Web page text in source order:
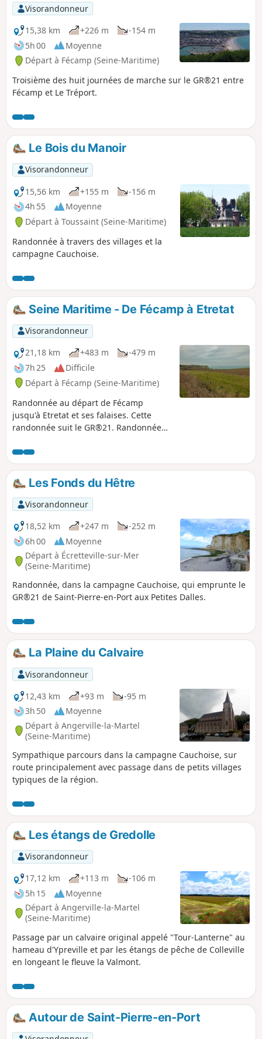
Visorandonneur
15,38 km
+226 m
-154 m
5h 00
Moyenne
Départ à Fécamp (Seine-Maritime)
Troisième des huit journées de marche sur le GR®21 entre
Fécamp et Le Tréport.
Le Bois du Manoir
Visorandonneur
15,56 km
+155 m
-156 m
4h 55
Moyenne
Départ à Toussaint (Seine-Maritime)
Randonnée à travers des villages et la
campagne Cauchoise.
Seine Maritime - De Fécamp à Etretat
Visorandonneur
21,18 km
+483 m
-479 m
7h 25
Difficile
Départ à Fécamp (Seine-Maritime)
Randonnée au départ de Fécamp
jusqu'à Etretat et ses falaises. Cette
randonnée suit le GR®21. Randonnée
déroule sur du plat pour la très grande
majorité du parcours et traverse de
nombreux champs, le marquage n'est
donc pas forcément indiqué mais il
suffit de bien se repérer et de suivre le
marquage rouge et blanc. Le dénivelé
est tout de même important dû aux
"valleuses" ces accès naturels à la mer
dans ce paysage de falaise.
Les Fonds du Hêtre
Visorandonneur
18,52 km
+247 m
-252 m
6h 00
Moyenne
Départ à Écretteville-sur-Mer
(Seine-Maritime)
Randonnée, dans la campagne Cauchoise, qui emprunte le
GR®21 de Saint-Pierre-en-Port aux Petites Dalles.
La Plaine du Calvaire
Visorandonneur
12,43 km
+93 m
-95 m
3h 50
Moyenne
Départ à Angerville-la-Martel
(Seine-Maritime)
Sympathique parcours dans la campagne Cauchoise, sur
route principalement avec passage dans de petits villages
typiques de la région.
Les étangs de Gredolle
Visorandonneur
17,12 km
+113 m
-106 m
5h 15
Moyenne
Départ à Angerville-la-Martel
(Seine-Maritime)
Passage par un calvaire original appelé "Tour-Lanterne" au
hameau d'Ypreville et par les étangs de pêche de Colleville
en longeant le fleuve la Valmont.
Autour de Saint-Pierre-en-Port